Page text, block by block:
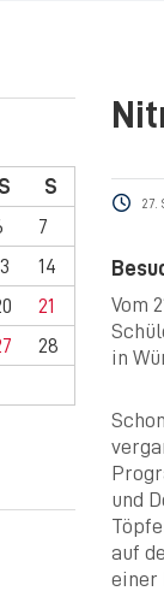
S
S
7
14
21
28
27.
Vom
in
und
auf
einer